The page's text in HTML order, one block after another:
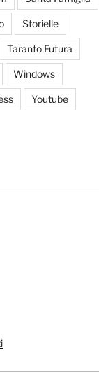
Storielle
Taranto Futura
Windows
Youtube